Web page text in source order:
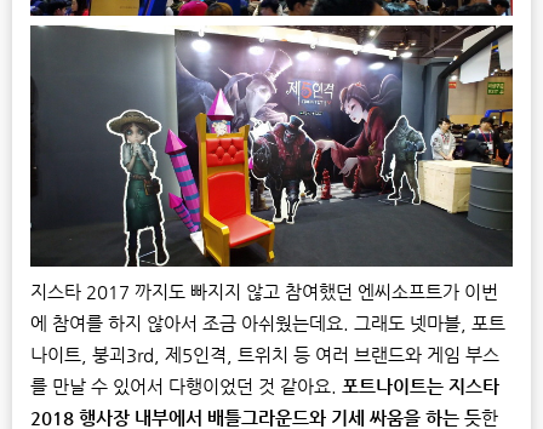
지스타 2017 까지도 빠지지 않고 참여했던 엔씨소프트가 이번
에 참여를 하지 않아서 조금 아쉬웠는데요. 그래도 넷마블, 포트
나이트, 붕괴3rd, 제5인격, 트위치 등 여러 브랜드와 게임 부스
를 만날 수 있어서 다행이었던 것 같아요. 포트나이트는 지스타
2018 행사장 내부에서 배틀그라운드와 기세 싸움을 하는 듯한